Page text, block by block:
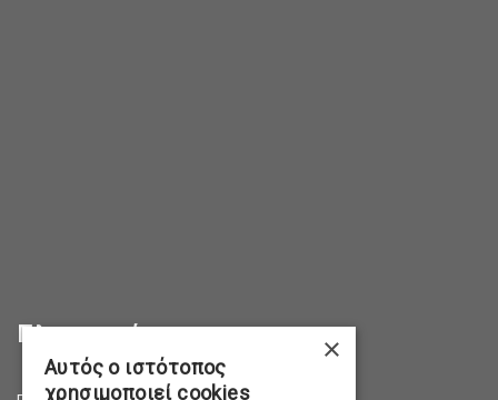
Πληροφορίες ×
Αυτός ο ιστότοπος
χρησιμοποιεί cookies